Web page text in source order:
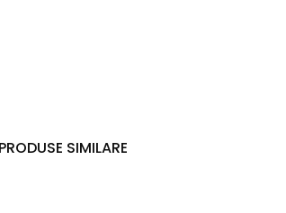
PRODUSE SIMILARE